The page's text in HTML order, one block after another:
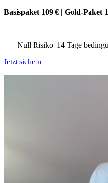
Basispaket 109 € | Gold-Paket
Null Risiko: 14 Tage
Jetzt sichern